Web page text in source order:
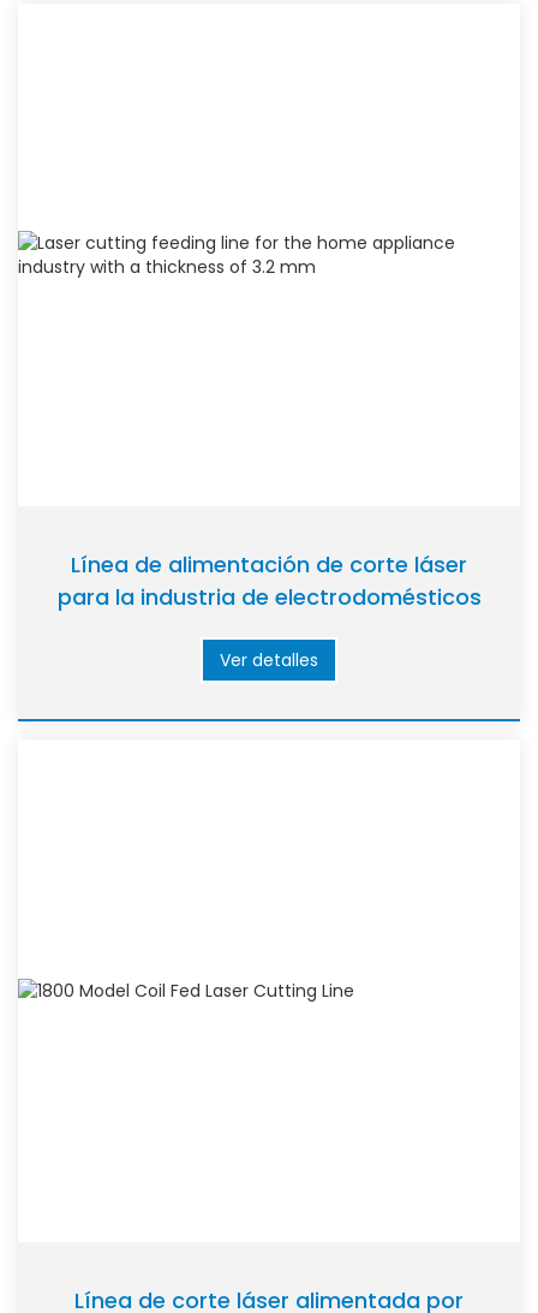
Línea de alimentación de corte láser
para la industria de electrodomésticos
Ver detalles
Línea de corte láser alimentada por